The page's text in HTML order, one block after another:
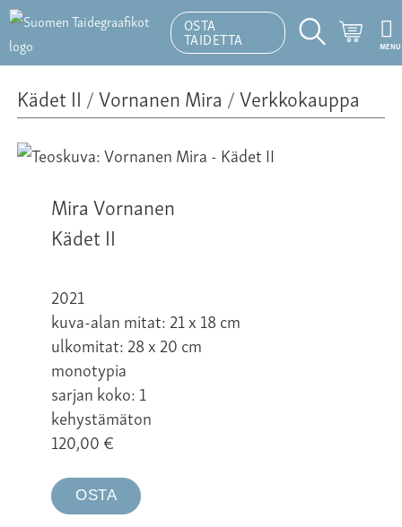
OSTA
TAIDETTA
Hakutoiminto
MENU
Kädet II /Vornanen Mira /Verkkokauppa
Mira Vornanen
Kädet II
2021
kuva-alan mitat: 21 x 18 cm
ulkomitat: 28 x 20 cm
monotypia
sarjan koko: 1
kehystämäton
120,00€
OSTA